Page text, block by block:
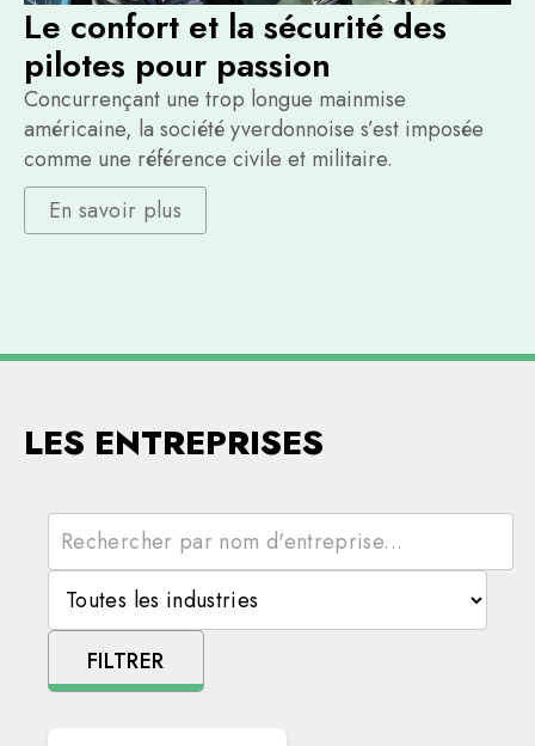
Le confort et la sécurité des
pilotes pour passion
Concurrençant une trop longue mainmise
américaine, la société yverdonnoise s’est imposée
comme une référence civile et militaire.
En savoir plus
LES ENTREPRISES
FILTRER